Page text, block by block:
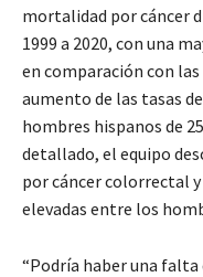
mortalidad por cáncer
1999 a 2020, con una
en comparación con
aumento de las tasas
hombres hispanos de
detallado, el equipo
por cáncer colorrectal
elevadas entre los
“Podría haber una falta